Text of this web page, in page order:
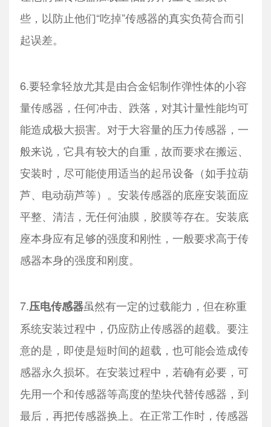
些，以防止他们“吃掉”传感器的真实负荷合而引
起误差。
6.要轻拿轻放尤其是由合金铝制作弹性体的小容
量传感器，任何冲击、跌落，对其计量性能均可
能造成极大损害。对于大容量的压力传感器，一
般来说，它具有较大的自重，故而要求在搬运、
安装时，尽可能使用适当的起吊设备（如手拉葫
芦、电动葫芦等）。安装传感器的底座安装面应
平整、清洁，无任何油膜，胶膜等存在。安装底
座本身应有足够的强度和刚性，一般要求高于传
感器本身的强度和刚度。
7.压电传感器虽然有一定的过载能力，但在称重
系统安装过程中，仍应防止传感器的超载。要注
意的是，即使是短时间的超载，也可能会造成传
感器永久损坏。在安装过程中，若确有必要，可
先用一个和传感器等高度的垫块代替传感器，到
最后，再把传感器换上。在正常工作时，传感器